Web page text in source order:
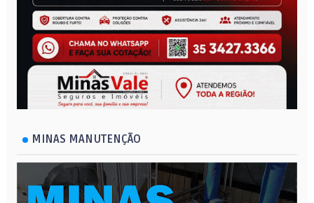
MINAS MANUTENÇÃO